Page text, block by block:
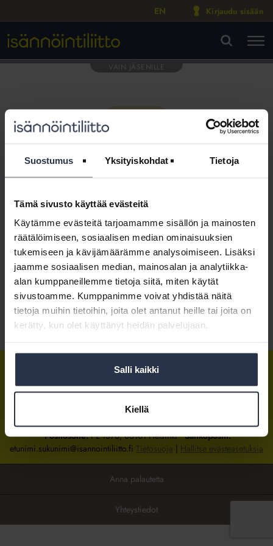
Suostumus Yksityiskohdat Tietoja
Tämä sivusto käyttää evästeitä
Käytämme evästeitä tarjoamamme sisällön ja mainosten
räätälöimiseen, sosiaalisen median ominaisuuksien
tukemiseen ja kävijämäärämme analysoimiseen. Lisäksi
jaamme sosiaalisen median, mainosalan ja analytiikka-
alan kumppaneillemme tietoja siitä, miten käytät
sivustoamme. Kumppanimme voivat yhdistää näitä
tietoja muihin tietoihin, joita olet antanut heille tai joita on
kerätty, kun olet käyttänyt heidän palvelujaan.
Salli kaikki
Kiellä
EN Kirjaudu sisään
Tämä osio on rajattu
Isännöintiliiton jäsenyritysten
henkilökunnalle
Kirjaudu sisään
Tietoa jäsenyydestä
IsännöintiliittoIsännöintiliittoIsännöintiliitto
Isännöintiliiton toimistosijaitsee Hakaniemessä Helsingissä.
Postiosoite:PL 1370, 00101 HelsinkiSähköpostit:
etunimi.sukunimi@isannointiliitto.fi Tietosuoja | Hallitse evästeasetuksia
Anna palautetta
Yhteystiedot